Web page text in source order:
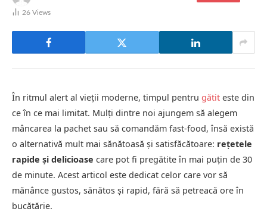
26 Views
În ritmul alert al vieții moderne, timpul pentru gătit este din
ce în ce mai limitat. Mulți dintre noi ajungem să alegem
mâncarea la pachet sau să comandăm fast-food, însă există
o alternativă mult mai sănătoasă și satisfăcătoare: rețetele
rapide și delicioase care pot fi pregătite în mai puțin de 30
de minute. Acest articol este dedicat celor care vor să
mănânce gustos, sănătos și rapid, fără să petreacă ore în
bucătărie.